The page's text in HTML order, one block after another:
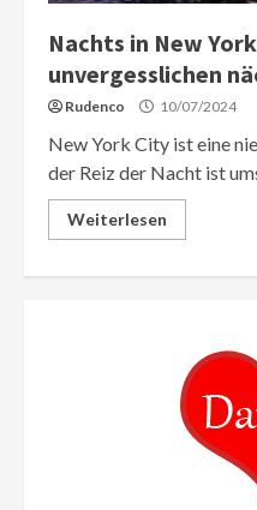
Nachts in New
unvergesslichen
Rudenco 10/07/2024
New York City ist eine
der Reiz der Nacht ist
Weiterlesen